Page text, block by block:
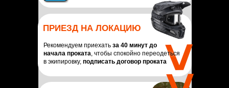
>>
ПРИЕЗД НА ЛОКАЦИЮ
Рекомендуем приехать за 40 минут до
начала проката, чтобы спокойно переодеться
в экипировку, подписать договор проката